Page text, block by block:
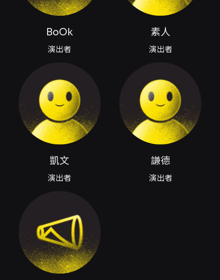
早鳥優惠價（只到5/10）：500元(原價600元)
導演：筱雯
攝影： Koukos Yang
#拍檔即興 #即興劇 #曾奇妙偵探社
#NakamaImprov
歡迎追蹤拍檔即興的傳送門
https://portaly.cc/nakama.improv
》售票資訊
場地：Comedy Plus 卡米地＋
地址：台北市中山區復興北路480號
購票：KKTIX及全台全家便利商店
票價：早鳥票 500元/預售票 550元/當日票
600元
BoOk
演出者
素人
演出者
凱文
演出者
謙德
演出者